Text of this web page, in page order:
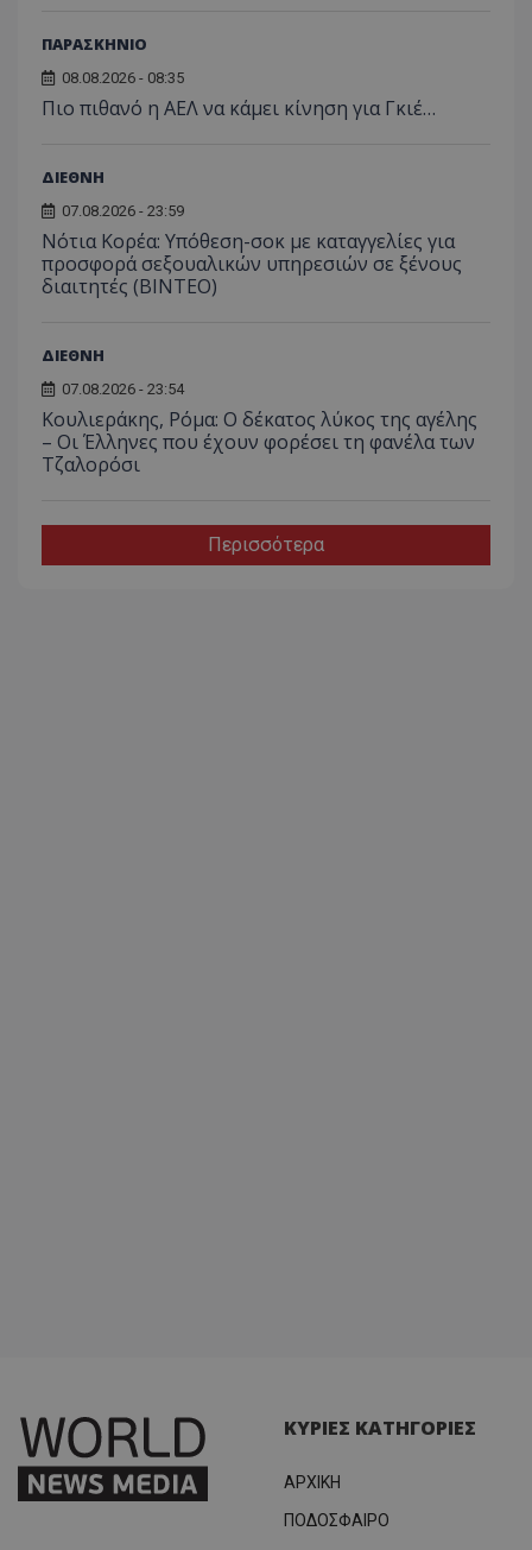
ΠΑΡΑΣΚΗΝΙΟ
08.08.2026 - 08:35
Πιο πιθανό η ΑΕΛ να κάμει κίνηση για Γκιέ…
ΔΙΕΘΝΗ
07.08.2026 - 23:59
Νότια Κορέα: Υπόθεση-σοκ με καταγγελίες για
προσφορά σεξουαλικών υπηρεσιών σε ξένους
διαιτητές (BINTEO)
ΔΙΕΘΝΗ
07.08.2026 - 23:54
Κουλιεράκης, Ρόμα: Ο δέκατος λύκος της αγέλης
– Οι Έλληνες που έχουν φορέσει τη φανέλα των
Τζαλορόσι
Περισσότερα
ΚΥΡΙΕΣ ΚΑΤΗΓΟΡΙΕΣ
ΑΡΧΙΚΗ
ΠΟΔΟΣΦΑΙΡΟ